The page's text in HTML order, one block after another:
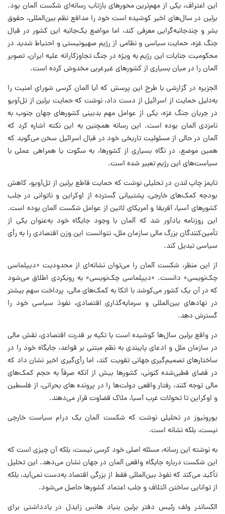
این اعتراف، یکی از مهم‌ترین محورهای بازتاب رسانه‌ای شکست آلمان بود.
برلین در سال‌های اخیر کوشیده است خود را مدافع نظم بین‌المللی، حقوق
بشر و چندجانبه‌گرایی معرفی کند، اما مواضع یک‌جانبه این کشور در قبال
جنگ غزه، حمایت سیاسی و نظامی از رژیم صهیونیستی و احتیاط شدید در
محکومیت جنایات این رژیم به ویژه در جنگ تجاوزکارانه علیه ایران، تصویر
آلمان را در میان بسیاری از کشورهای غیرغربی مخدوش کرده است.
الجزیره در گزارشی با طرح این پرسش که آیا آلمان کرسی شورای امنیت را
به‌دلیل حمایت از اسرائیل از دست داد، نوشت که حمایت برلین از تل‌آویو
در جریان جنگ غزه، یکی از عوامل مهم بدبینی کشورهای جهان جنوب به
نامزدی آلمان بوده است. این رسانه همچنین به این نکته اشاره کرد که
آلمان در حالی از مسئولیت تاریخی خود در قبال اسرائیل سخن می‌گوید که
همین موضع، در نگاه بسیاری از کشورها، به سکوت یا همراهی عملی با
سیاست‌های این رژیم تعبیر شده است.
تایمز چاپ لندن در تحلیلی نوشت که حمایت قاطع برلین از تل‌آویو، کاهش
بودجه کمک‌های خارجی، پشتیبانی گسترده از اوکراین و ناتوانی در جلب
کشورهای آسیا، آفریقا و آمریکای لاتین از عوامل شکست آلمان بوده است.
این روزنامه یادآور شد که آلمان با وجود جایگاه خود به‌عنوان یکی از
تأمین‌کنندگان بزرگ مالی سازمان ملل، نتوانست این وزن اقتصادی را به رأی
سیاسی تبدیل کند.
از این منظر، شکست آلمان را می‌توان نشانه‌ای از محدودیت «دیپلماسی
چک‌نویسی» دانست. «دیپلماسی چک‌نویسی» به رویکردی اطلاق می‌شود
که در آن یک کشور می‌کوشد با اتکا به کمک‌های مالی، پرداخت سهم بیشتر
در نهادهای بین‌المللی و سرمایه‌گذاری اقتصادی، نفوذ سیاسی خود را
گسترش دهد.
در واقع برلین سال‌ها کوشیده است با تکیه بر قدرت اقتصادی، نقش مالی
در سازمان ملل و ادعای پایبندی به نظم مبتنی بر قواعد، جایگاه خود را در
ساختارهای تصمیم‌گیری جهانی تقویت کند، اما رأی‌گیری اخیر نشان داد که
در فضای قطبی‌شده کنونی، کشورها بیش از آنکه صرفاً به حجم کمک‌های
مالی توجه کنند، رفتار واقعی دولت‌ها را در پرونده‌ های بحرانی، از فلسطین
و اوکراین تا تحولات غرب آسیا، ملاک قضاوت قرار می‌دهند.
یورونیوز در تحلیلی نوشت که شکست آلمان یک درام سیاست خارجی
نیست، بلکه نشانه است.
به نوشته این رسانه، مسئله اصلی خود کرسی نیست، بلکه آن چیزی است که
این شکست درباره جایگاه واقعی آلمان در جهان نشان می‌دهد. این تحلیل
تأکید می‌کند که نفوذ بین‌المللی فقط از بزرگی اقتصاد به‌دست نمی‌آید، بلکه
از توانایی ساختن ائتلاف و جلب اعتماد کشورها حاصل می‌شود.
الکساندر ولف رئیس دفتر برلین بنیاد هانس زایدل در یادداشتی برای